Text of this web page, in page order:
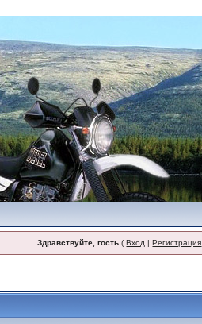
Здравствуйте, гость (Вход |Регистрация